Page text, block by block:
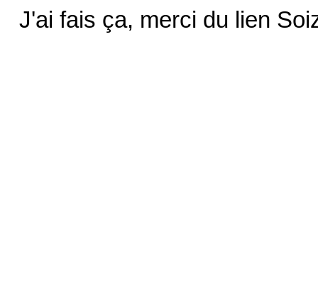
J'ai fais ça, merci du lien